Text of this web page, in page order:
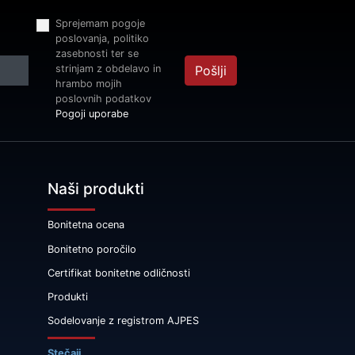
Sprejemam pogoje
poslovanja, politiko
zasebnosti ter se
strinjam z obdelavo in
hrambo mojih
poslovnih podatkov
Pogoji uporabe
Pošlji
Naši produkti
Bonitetna ocena
Bonitetno poročilo
Certifikat bonitetne odličnosti
Produkti
Sodelovanje z registrom AJPES